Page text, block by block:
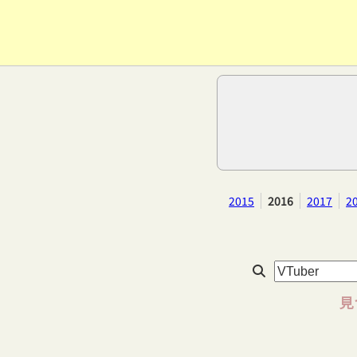
2015 2016 2017